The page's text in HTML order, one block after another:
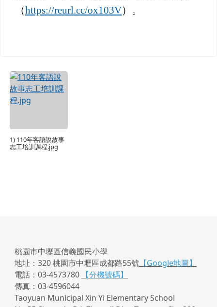
（https://reurl.cc/ox103V）。
1) 110年客語說故事
志工培訓課程.jpg
桃園市中壢區信義國民小學
地址：320 桃園市中壢區成都路55號 【Google地圖】
電話：03-4573780
【分機號碼】
傳真：03-4596044
Taoyuan Municipal Xin Yi Elementary School